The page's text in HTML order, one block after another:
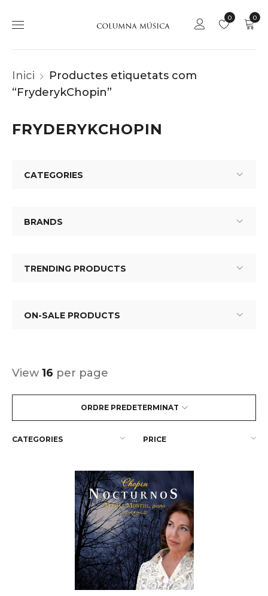
0
0
Inici
Productes etiquetats com
“FryderykChopin”
FRYDERYKCHOPIN
CATEGORIES
BRANDS
TRENDING PRODUCTS
ON-SALE PRODUCTS
ORDRE PREDETERMINAT
View 16 per page
CATEGORIES PRICE